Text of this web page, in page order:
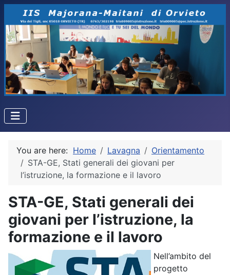
You are here: Home Lavagna
Orientamento
STA-GE, Stati generali dei giovani per
l’istruzione, la formazione e il lavoro
STA-GE, Stati generali dei
giovani per l’istruzione, la
formazione e il lavoro
Nell’ambito del
progetto